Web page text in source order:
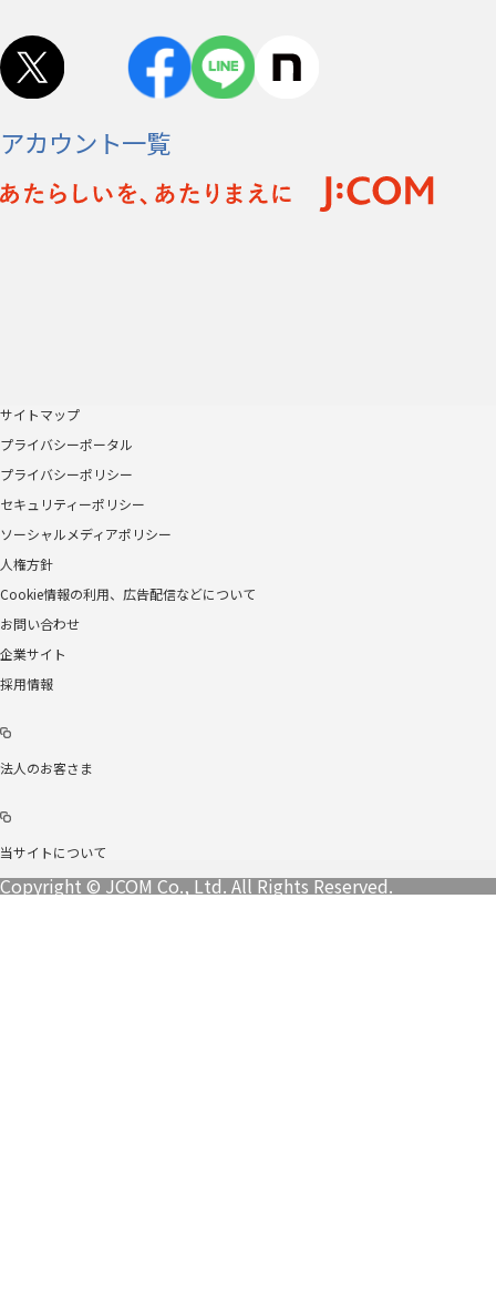
アカウント一覧
サイトマップ
プライバシーポータル
プライバシーポリシー
セキュリティーポリシー
ソーシャルメディアポリシー
人権方針
Cookie情報の利用、広告配信などについて
お問い合わせ
企業サイト
採用情報
法人のお客さま
当サイトについて
Copyright © JCOM Co., Ltd. All Rights Reserved.